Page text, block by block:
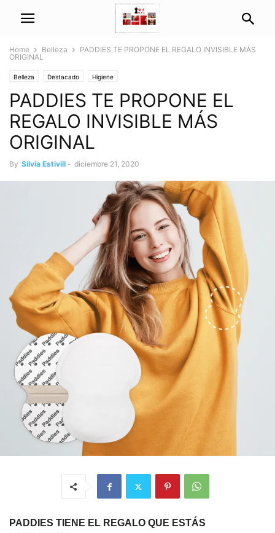
Home Belleza
PADDIES TE PROPONE EL REGALO INVISIBLE MÁS
ORIGINAL
Belleza Destacado Higiene
PADDIES TE PROPONE EL
REGALO INVISIBLE MÁS
ORIGINAL
By Sílvia Estivill - diciembre 21, 2020
PADDIES TIENE EL REGALO QUE ESTÁS